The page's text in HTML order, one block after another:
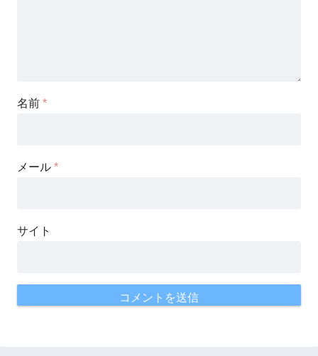
名前 *
メール *
サイト